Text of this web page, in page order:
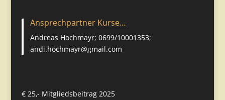
Ansprechpartner Kurse…
Andreas Hochmayr; 0699/10001353;
andi.hochmayr@gmail.com
€ 25,- Mitgliedsbeitrag 2025